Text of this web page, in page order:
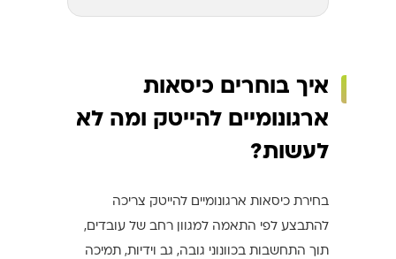
איך בוחרים כיסאות
ארגונומיים להייטק ומה לא
לעשות?
בחירת כיסאות ארגונומיים להייטק צריכה
להתבצע לפי התאמה למגוון רחב של עובדים,
תוך התחשבות בכוונוני גובה, גב וידיות, תמיכה